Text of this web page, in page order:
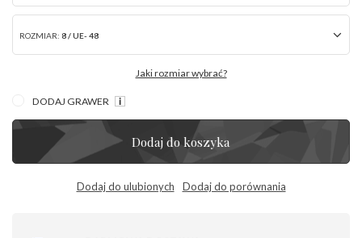
ROZMIAR: 8 / UE- 48
Jaki rozmiar wybrać?
DODAJ GRAWER
Dodaj do koszyka
Dodaj do ulubionych Dodaj do porównania